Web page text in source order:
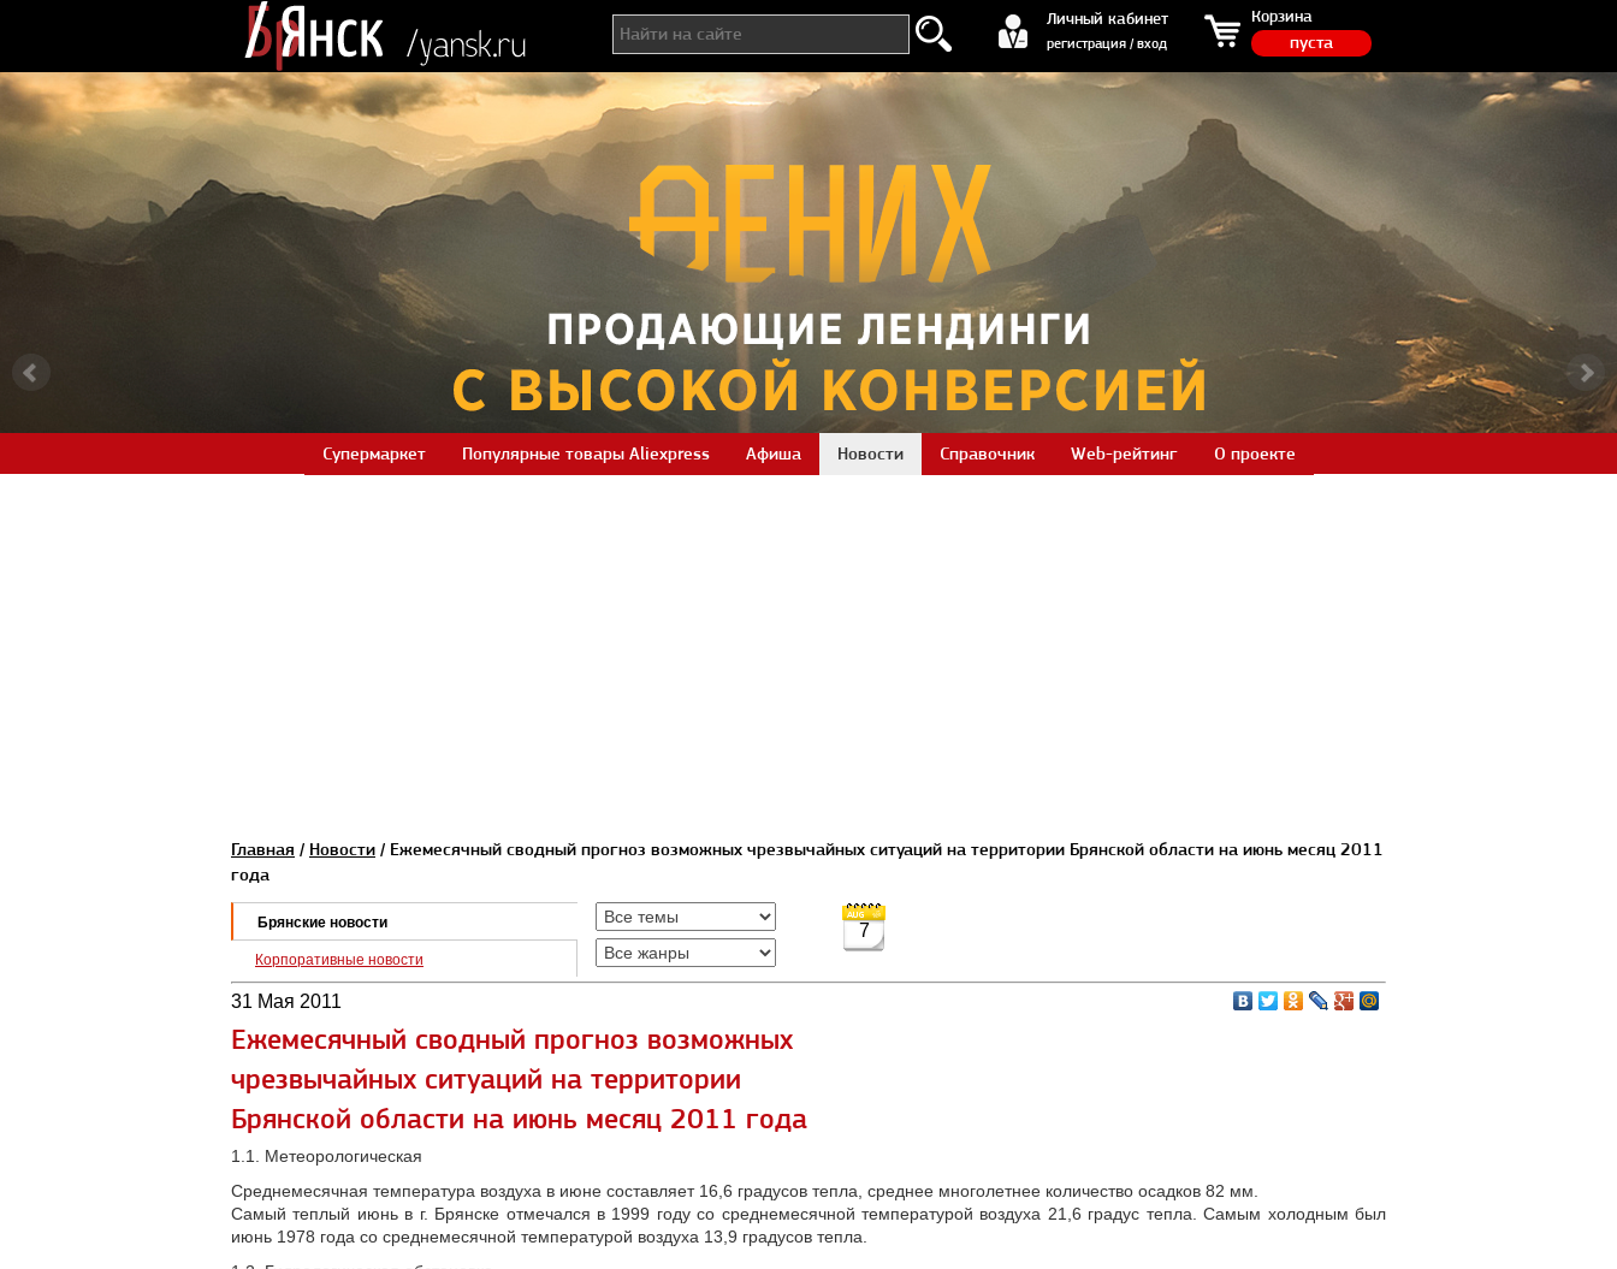
Личный кабинет
регистрация / вход
регистрация / вход Корзина
пуста
Супермаркет Популярные товары Aliexpress Афиша Новости Справочник Web-рейтинг О проекте
Главная / Новости / Ежемесячный сводный прогноз возможных чрезвычайных ситуаций на территории Брянской области на июнь месяц 2011
года
Брянские новости
Корпоративные новости
7
31 Мая 2011
Ежемесячный сводный прогноз возможных
чрезвычайных ситуаций на территории
Брянской области на июнь месяц 2011 года
1.1. Метеорологическая
Среднемесячная температура воздуха в июне составляет 16,6 градусов тепла, среднее многолетнее количество осадков 82 мм.
Самый теплый июнь в г. Брянске отмечался в 1999 году со среднемесячной температурой воздуха 21,6 градус тепла. Самым холодным был
июнь 1978 года со среднемесячной температурой воздуха 13,9 градусов тепла.